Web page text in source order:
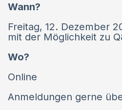
Wann?
Freitag, 12. Dezember
mit der Möglichkeit zu
Wo?
Online
Anmeldungen gerne